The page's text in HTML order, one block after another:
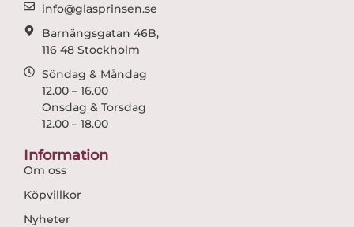
info@glasprinsen.se
Barnängsgatan 46B,
116 48 Stockholm
Söndag & Måndag
12.00 – 16.00
Onsdag & Torsdag
12.00 – 18.00
Information
Om oss
Köpvillkor
Nyheter